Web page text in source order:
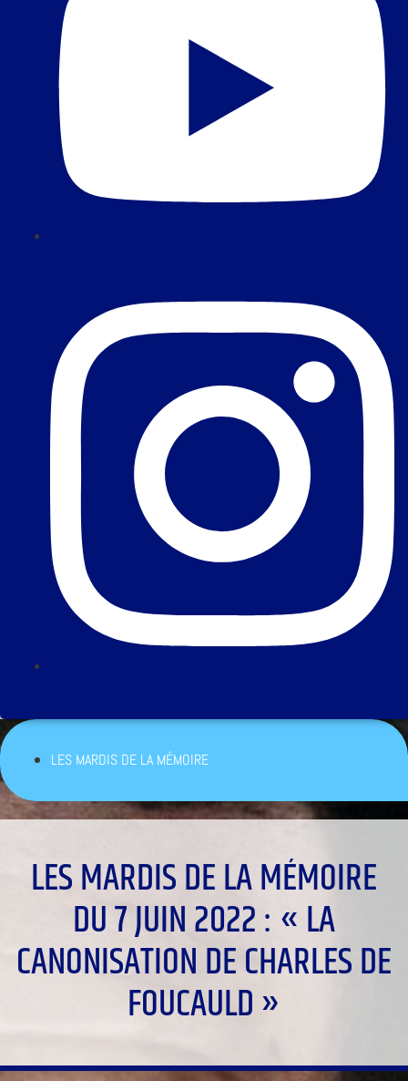
LES MARDIS DE LA MÉMOIRE
LES MARDIS DE LA MÉMOIRE
DU 7 JUIN 2022 : « LA
CANONISATION DE CHARLES DE
FOUCAULD »